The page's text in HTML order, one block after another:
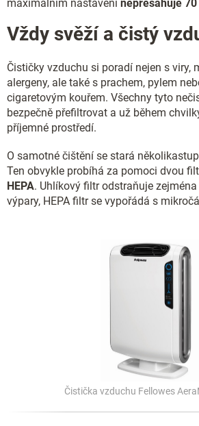
s
u
maximálním nastavení nepřesahuje 70
Vždy svěží a čistý
Čističky vzduchu si poradí nejen s viry,
alergeny, ale také s prachem, pylem
cigaretovým kouřem. Všechny tyto
bezpečně přefiltrovat a už během
příjemné prostředí.
O samotné čištění se stará
Ten obvykle probíhá za pomoci dvou
HEPA. Uhlíkový filtr odstraňuje
výpary, HEPA filtr se vypořádá s
Čistička vzduchu Fellowes